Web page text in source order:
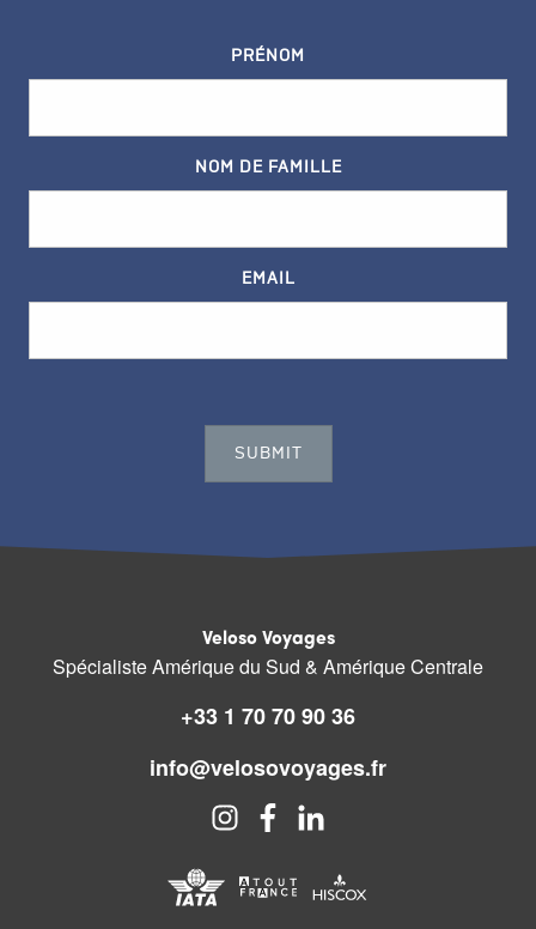
PRÉNOM
NOM DE FAMILLE
EMAIL
Veloso Voyages
Spécialiste Amérique du Sud & Amérique Centrale
+33 1 70 70 90 36
info@velosovoyages.fr